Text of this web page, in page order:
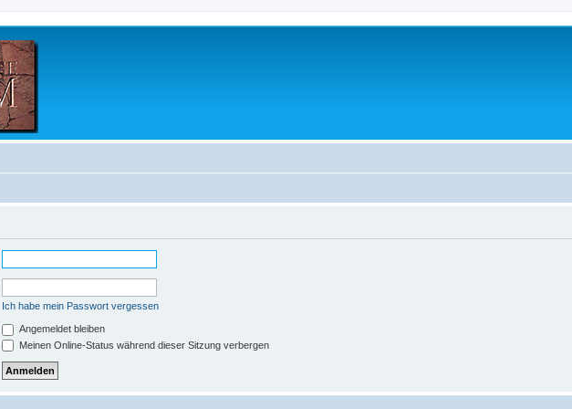
Ich habe mein Passwort vergessen
Angemeldet bleiben
Meinen Online-Status während dieser Sitzung verbergen